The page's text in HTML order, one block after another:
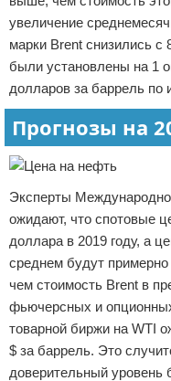
увеличение
марки Brent снизились с
были установлены на 1
долларов за баррель по
Прогнозы на
Эксперты
ожидают, что спотовые
доллара в 2019 году, а
среднем будут
чем стоимость Brent в
фьючерсных и
товарной биржи на WTI
$ за баррель. Это
доверительный уровень